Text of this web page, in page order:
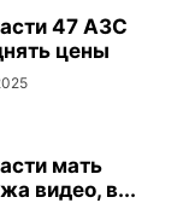
47 АЗС
цены
мать
видео, в...